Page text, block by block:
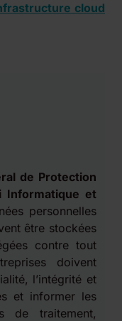
cloud
de Protection
Informatique et
personnelles
être stockées
contre tout
doivent
l’intégrité et
et informer les
de traitement,